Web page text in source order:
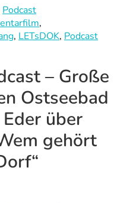
Podcast
,
, LETsDOK, Podcast
– Große
Ostseebad
über
gehört